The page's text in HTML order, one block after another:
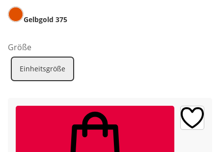
Gelbgold 375
Größe
Einheitsgröße